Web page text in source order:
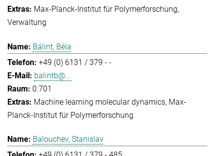
Max-Planck-Institut für Polymerforschung
Verwaltung
Bálint, Béla
+49 (0) 6131 / 379 - -
balintb@...
0.701
Machine learning molecular dynamics Max-
Planck-Institut für Polymerforschung
Balouchev, Stanislav